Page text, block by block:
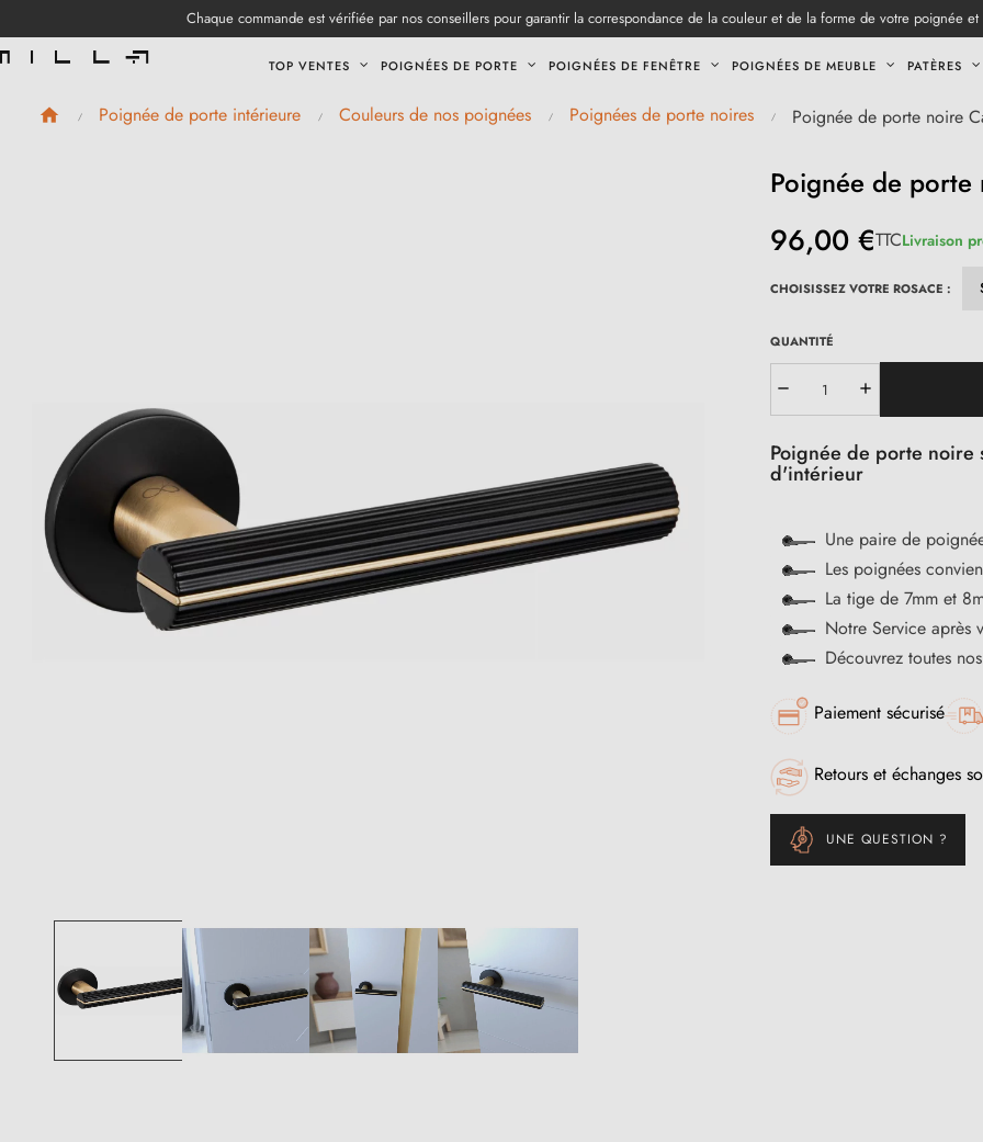
Chaque commande est vérifiée par nos conseillers pour garantir la correspondance de la couleur et de la forme de votre poignée
TOP VENTES POIGNÉES DE PORTE POIGNÉES DE FENÊTRE POIGNÉES DE MEUBLE PATÈRES
Poignée de porte intérieure Couleurs de nos poignées Poignées de porte noires Poignée de porte noire
Poignée de
96,00 €TTCLivraison
CHOISISSEZ VOTRE ROSACE :
QUANTITÉ
Poignée de porte
d'intérieur
Une paire de
Les poignées
La tige de 7mm et
Notre Service après
Découvrez toutes
Paiement sécurisé
Retours et échanges
UNE QUESTION ?